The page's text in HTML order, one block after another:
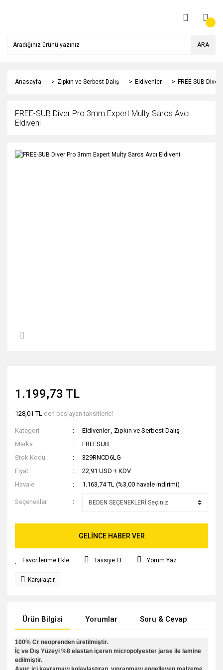
ARA
Anasayfa Zıpkın ve Serbest Dalış Eldivenler FREE-SUB
FREE-SUB Diver Pro 3mm Expert Multy Saros Avcı
Eldiveni
1.199,73 TL
128,01 TL den başlayan taksitlerle!
Kategori Eldivenler , Zıpkın ve Serbest Dalış
Marka
FREESUB
Stok Kodu
329RNCD6LG
Fiyat
22,91 USD + KDV
Havale
1.163,74 TL (%3,00 havale indirimi)
Seçenekler
GELİNCE HABER VER
Tavsiye Et Yorum Yaz
Karşılaştır
Ürün Bilgisi Yorumlar Soru & Cevap
100% Cr neoprenden üretilmiştir.
İç ve Dış Yüzeyi %8 elastan içeren micropolyester jarse ile lamine
edilmiştir.